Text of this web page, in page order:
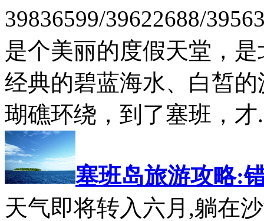
39836599/39622688/
是个美丽的度假天堂，
经典的碧蓝海水、白皙
瑚礁环绕，到了塞班，才
塞班岛旅游攻略:
天气即将转入六月,躺在